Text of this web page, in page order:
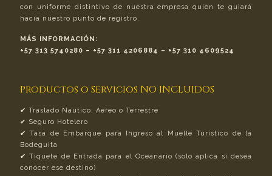
con uniforme distintivo de nuestra empresa quien te guiará
hacia nuestro punto de registro.
MÁS INFORMACIÓN:
+57 313 5740280 – +57 311 4206884 – +57 310 4609524
Productos o Servicios NO INCLUIDOS
✔︎ Traslado Náutico, Aéreo o Terrestre
✔︎ Seguro Hotelero
✔︎ Tasa de Embarque para Ingreso al Muelle Turístico de la
Bodeguita
✔︎ Tiquete de Entrada para el Oceanario (solo aplica si desea
conocer ese destino)